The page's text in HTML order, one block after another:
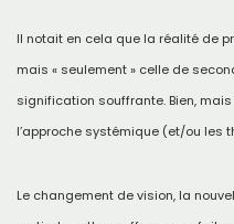
Il notait en cela que la réalité de
mais « seulement » celle de
signification souffrante. Bien,
l’approche systémique (et/ou les
Le changement de vision, la